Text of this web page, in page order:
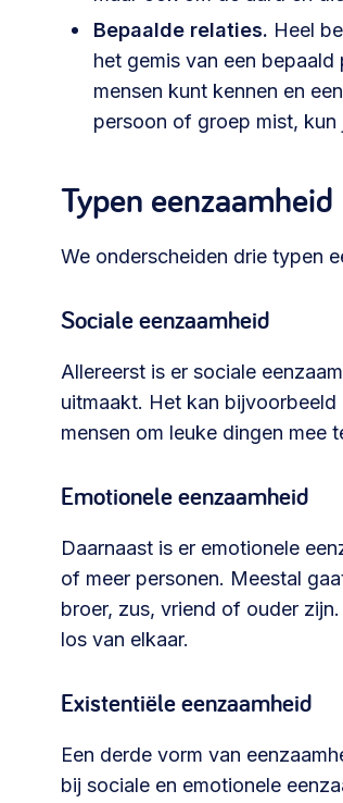
7511
Bepaalde relaties. Heel
het gemis van een
mensen kunt kennen en
persoon of groep mist, kun
Typen eenzaamheid
We onderscheiden drie typen
Sociale eenzaamheid
Allereerst is er sociale
uitmaakt. Het kan bijvoorbeeld
mensen om leuke dingen mee
Emotionele eenzaamheid
Daarnaast is er emotionele
of meer personen. Meestal
broer, zus, vriend of ouder
los van elkaar.
Existentiële eenzaamheid
Een derde vorm van
bij sociale en emotionele